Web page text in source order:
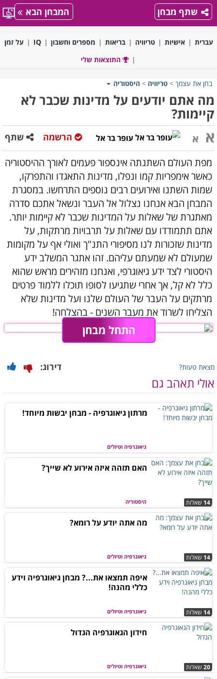
שתף מבחן המבחן הבא
עברית אישיות טריוויה בריאות מספרים וחשבון IQ
על זמן
התוצאות שלי
בחן את עצמך > טריוויה > היסטוריה
מה אתם יודעים על מדינות שכבר לא
קיימות?
א א עופר בר אל שתף הרשמה
מפת העולם השתנתה אינספור פעמים לאורך ההיסטוריה
כאשר אימפריות קמו ונפלו, מדינות התאגדו והתפרקו,
שמות השתנו ואירועים רבים נוספים התרחשו. במסגרת
המבחן הבא אנחנו נצלול אל העבר ונשאל אתכם סדרה
מאתגרת של שאלות על המדינות שכבר לא קיימות יותר.
אתם תתמודדו עם שאלות על תרבויות מרתקות, על
מדינות שזכורות לנו מסיפורי התנ"ך ואולי אף על מקומות
שמעולם לא שמעתם עליהם. זהו אתגר המשלב ידע
היסטורי לצד ידע גיאוגרפי, ואנחנו מזהירים מראש שהוא
כלל לא קל, אך אחרי שתגיעו לסופו תוכלו ללמוד פרטים
מרתקים על העבר של העולם שלנו ועל מדינות שלא
הצליחו לשרוד את מעבר השנים - בהצלחה!
התחל מבחן
מצאת טעות? דירוג:
אולי תאהב גם
גיאוגרפיה וטיולים
מרתון גיאוגרפיה - מבחן יבשות מיוחד!
היסטוריה 14 שאלות
האם תזהה איזה אירוע לא שייך?
גיאוגרפיה וטיולים 14 שאלות
מה אתה יודע על רומא?
גיאוגרפיה וטיולים 14 שאלות
איפה תמצאו את...? מבחן גיאוגרפיה וידע
כללי מהנה!
גיאוגרפיה וטיולים 20 שאלות
חידון הגאוגרפיה הגדול